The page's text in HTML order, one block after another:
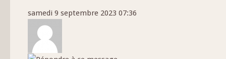
samedi 9 septembre 2023 07:36